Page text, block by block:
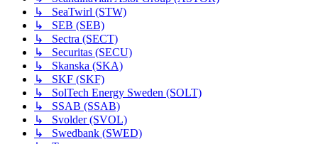
↳ SeaTwirl (STW)
↳ SEB (SEB)
↳ Sectra (SECT)
↳ Securitas (SECU)
↳ Skanska (SKA)
↳ SKF (SKF)
↳ SolTech Energy Sweden (SOLT)
↳ SSAB (SSAB)
↳ Svolder (SVOL)
↳ Swedbank (SWED)